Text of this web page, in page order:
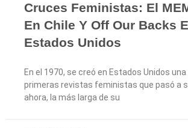
Cruces Feministas: El
En Chile Y Off Our Backs
Estados Unidos
En el 1970, se creó en Estados Unidos una
primeras revistas feministas que pasó a
ahora, la más larga de su